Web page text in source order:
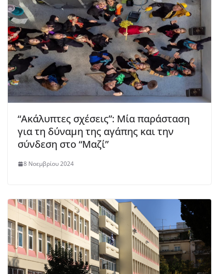
“Ακάλυπτες σχέσεις”: Μία παράσταση
για τη δύναμη της αγάπης και την
σύνδεση στο “Μαζί”
8 Νοεμβρίου 2024